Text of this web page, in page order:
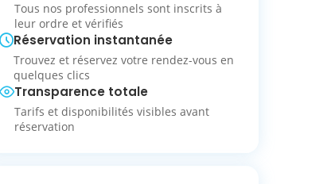
Tous nos professionnels sont inscrits à
leur ordre et vérifiés
Réservation instantanée
Trouvez et réservez votre rendez-vous en
quelques clics
Transparence totale
Tarifs et disponibilités visibles avant
réservation